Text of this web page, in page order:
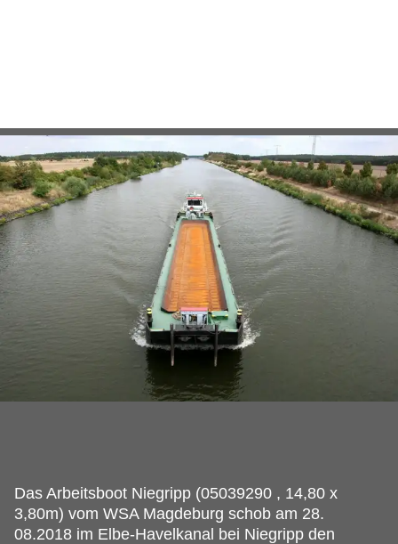
Das Arbeitsboot Niegripp (05039290 , 14,80 x
3,80m) vom WSA Magdeburg schob am 28.
08.2018 im Elbe-Havelkanal bei Niegripp den